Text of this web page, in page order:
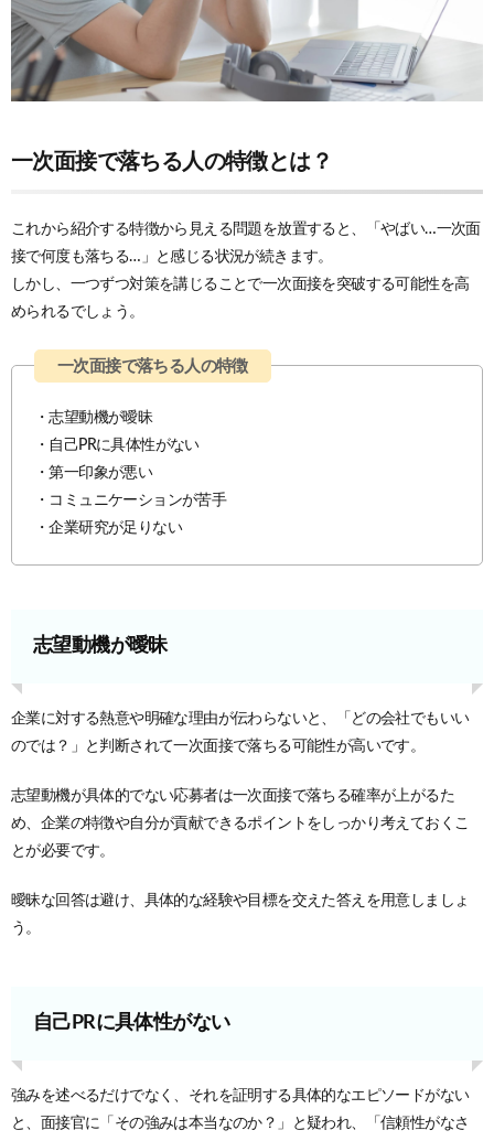
一次面接で落ちる人の特徴とは？
これから紹介する特徴から見える問題を放置すると、「やばい…一次面
接で何度も落ちる…」と感じる状況が続きます。
しかし、一つずつ対策を講じることで一次面接を突破する可能性を高
められるでしょう。
・志望動機が曖昧
・自己PRに具体性がない
・第一印象が悪い
・コミュニケーションが苦手
・企業研究が足りない
志望動機が曖昧
企業に対する熱意や明確な理由が伝わらないと、「どの会社でもいい
のでは？」と判断されて一次面接で落ちる可能性が高いです。
志望動機が具体的でない応募者は一次面接で落ちる確率が上がるた
め、企業の特徴や自分が貢献できるポイントをしっかり考えておくこ
とが必要です。
曖昧な回答は避け、具体的な経験や目標を交えた答えを用意しましょ
う。
自己PRに具体性がない
強みを述べるだけでなく、それを証明する具体的なエピソードがない
と、面接官に「その強みは本当なのか？」と疑われ、「信頼性がなさ